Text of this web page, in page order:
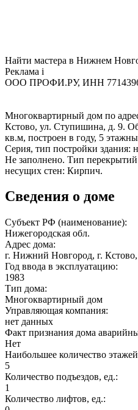
Найти мастера в Нижнем
Реклама i
ООО ПРОФИ.РУ, ИНН
Многоквартирный дом по
Кстово, ул. Ступишина, д. 9.
кв.м, построен в году, 5
Серия, тип постройки здания:
Не заполнено. Тип
несущих стен: Кирпич.
Сведения о доме
Субъект РФ (наименование):
Нижегородская обл.
Адрес дома:
г. Нижний Новгород, г.
Год ввода в эксплуатацию:
1983
Тип дома:
Многоквартирный дом
Управляющая компания:
нет данных
Факт признания дома
Нет
Наибольшее количество
5
Количество подъездов, ед.:
1
Количество лифтов, ед.: